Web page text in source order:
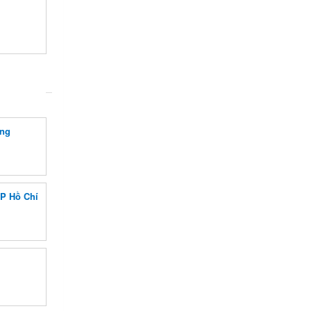
Hồ Chí